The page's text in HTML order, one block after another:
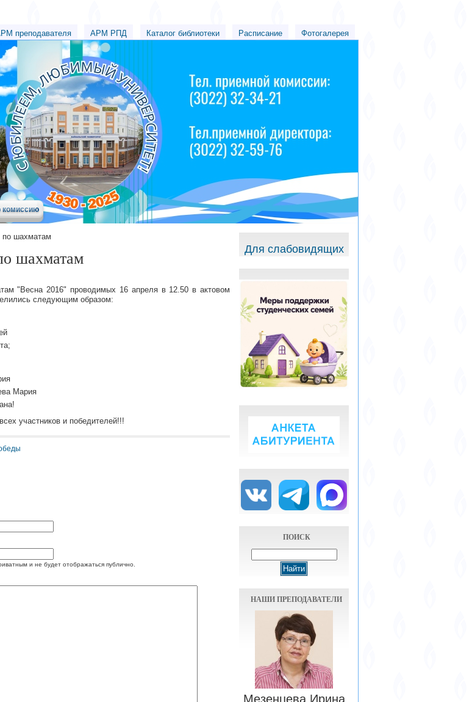
преподавателя АРМ РПД Каталог библиотеки Расписание Фотогалерея
комиссию
по шахматам
шахматам
"Весна 2016" проводимых 16 апреля в 12.50 в актовом
следующим образом:
Мария
участников и победителей!!!
и не будет отображаться публично.
Для слабовидящих
ПОИСК
НАШИ ПРЕПОДАВАТЕЛИ
Мезенцева Ирина